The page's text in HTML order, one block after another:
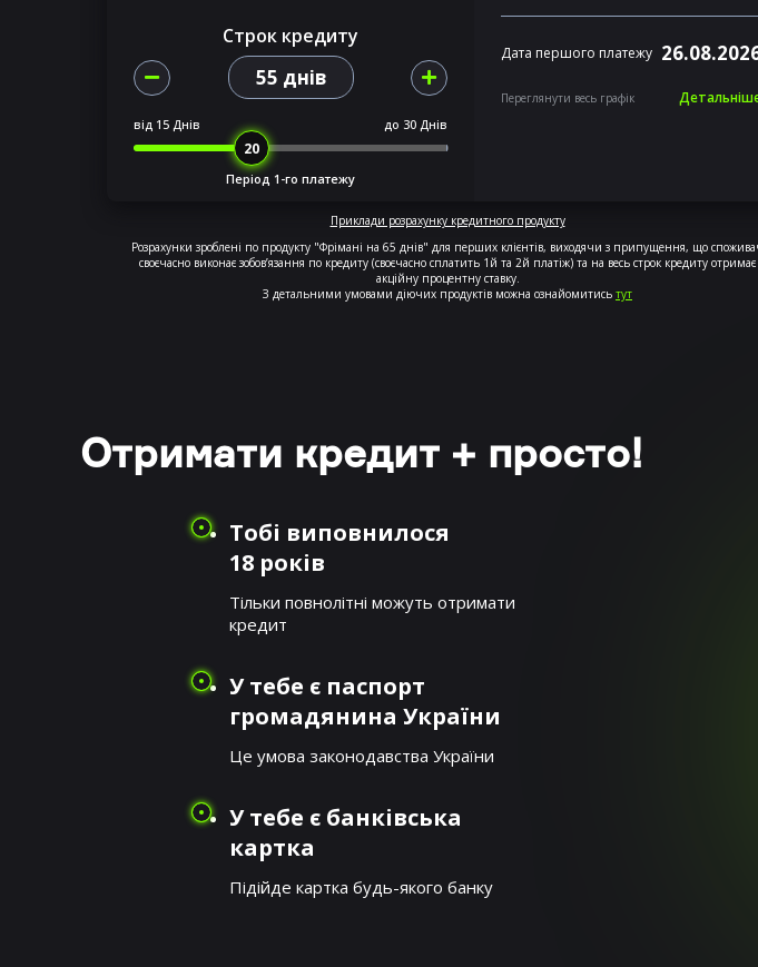
Строк кредиту
55 днів
від 15 Днів до 30 Днів
Період 1-го платежу
Дата першого платежу
Переглянути весь графік
Приклади розрахунку кредитного продукту
Розрахунки зроблені по продукту "Фрімані на 65 днів" для перших клієнтів, виходячи з припущення, що
своєчасно виконає зобов’язання по кредиту (своєчасно сплатить 1й та 2й платіж) та на весь строк кредиту отримає
акційну процентну ставку.
З детальними умовами діючих продуктів можна ознайомитись тут
Отримати кредит + просто!
Тобі виповнилося
18 років
Тільки повнолітні можуть отримати
кредит
У тебе є паспорт
громадянина України
Це умова законодавства України
У тебе є банківська
картка
Підійде картка будь-якого банку